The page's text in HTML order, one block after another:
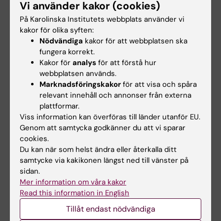
kliniska vetenskaper
Medverkande lärare
Eli Westerlund,docent, studierektor,
kursansvarig, examinator, Institutionen för
kliniska vetenskaper, överläkare,
internmedicinare och koagulationsläkare,
Danderyds sjukhus.
Roza Chaireti, docent/studierektor,
Institutionen för medicin Solnam, överläkare,
hematolog och koagulationsläkare, Karolinska
Universitetssjukhuset.
Jonas Brink,docent/studierektor,
Institutionen för medicin Huddinge;
endokrinolog och internmedicinare, Karolinska
Vi använder kakor (cookies)
På Karolinska Institutets webbplats använder vi
kakor för olika syften:
Nödvändiga kakor för att webbplatsen ska
fungera korrekt.
Kakor för analys för att förstå hur
webbplatsen används.
Marknadsföringskakor för att visa och spåra
relevant innehåll och annonser från externa
plattformar.
Viss information kan överföras till länder utanför EU.
Genom att samtycka godkänner du att vi sparar
cookies.
Du kan när som helst ändra eller återkalla ditt
samtycke via kakikonen längst ned till vänster på
sidan.
Mer information om våra kakor
Read this information in English
Tillåt endast nödvändiga